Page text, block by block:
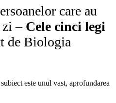
care au
zi – Cele cinci legi
de Biologia
este unul vast, aprofundarea